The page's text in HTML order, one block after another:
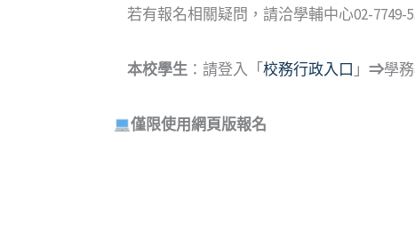
若有報名相關疑問，請洽學輔中心02-7749-
本校學生：請登入「校務行政入口 」 ⇒學
僅限使用網頁版報名